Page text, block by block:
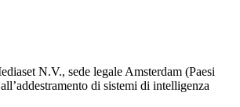
N.V., sede legale Amsterdam (Paesi
di sistemi di intelligenza